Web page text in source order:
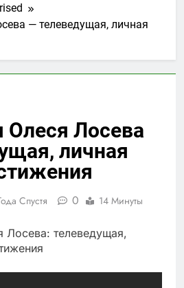
— телеведущая, личная
Олеся Лосева
личная
Спустя 0 14 Минуты